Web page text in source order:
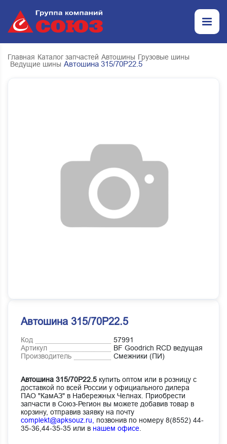
Главная Каталог запчастей Автошины Грузовые шины
Ведущие шины Автошина 315/70Р22.5
Автошина 315/70Р22.5
Код
57991
Артикул
BF Goodrich RCD ведущая
Производитель
Смежники (ПИ)
Автошина 315/70Р22.5 купить оптом или в розницу с
доставкой по всей России у официального дилера
ПАО "КамАЗ" в Набережных Челнах. Приобрести
запчасти в Союз-Регион вы можете добавив товар в
корзину, отправив заявку на почту
complekt@apksouz.ru,
позвонив по номеру 8(8552) 44-
35-36,44-35-35 или в нашем офисе